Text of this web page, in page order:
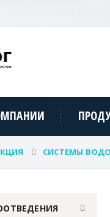
СИСТЕМЫ